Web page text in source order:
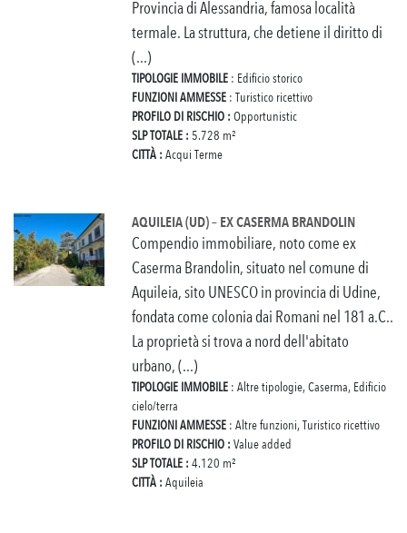
Provincia di Alessandria, famosa località
termale. La struttura, che detiene il diritto di
(...)
TIPOLOGIE IMMOBILE : Edificio storico
FUNZIONI AMMESSE : Turistico ricettivo
PROFILO DI RISCHIO : Opportunistic
SLP TOTALE : 5.728 m²
CITTÀ : Acqui Terme
AQUILEIA (UD) – EX CASERMA BRANDOLIN
Compendio immobiliare, noto come ex
Caserma Brandolin, situato nel comune di
Aquileia, sito UNESCO in provincia di Udine,
fondata come colonia dai Romani nel 181 a.C..
La proprietà si trova a nord dell'abitato
urbano, (...)
TIPOLOGIE IMMOBILE : Altre tipologie, Caserma, Edificio
cielo/terra
FUNZIONI AMMESSE : Altre funzioni, Turistico ricettivo
PROFILO DI RISCHIO : Value added
SLP TOTALE : 4.120 m²
CITTÀ : Aquileia